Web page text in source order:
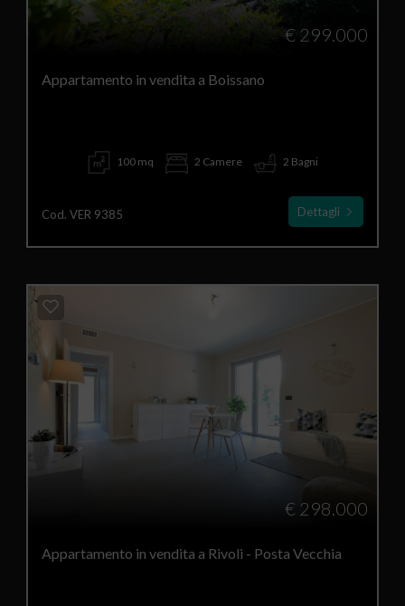
€ 299.000
Appartamento in vendita a Boissano
100 mq 2 Camere 2 Bagni
Cod. VER 9385 Dettagli
€ 298.000
Appartamento in vendita a Rivoli - Posta Vecchia